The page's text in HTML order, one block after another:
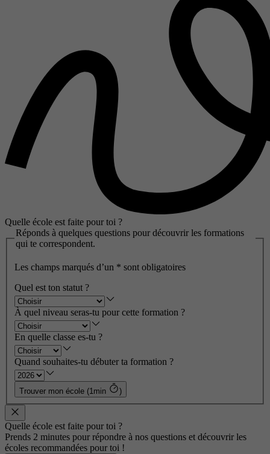
Quelle école est faite pour toi ?
Réponds à quelques questions pour découvrir les formations
qui te correspondent.
Les champs marqués d’un * sont obligatoires
Quel est ton statut ?
À quel niveau seras-tu pour cette formation ?
En quelle classe es-tu ?
Quand souhaites-tu débuter ta formation ?
Trouver mon école (1min )
Quelle école est faite pour toi ?
Prends 2 minutes pour répondre à nos questions et découvrir les
écoles recommandées pour toi !